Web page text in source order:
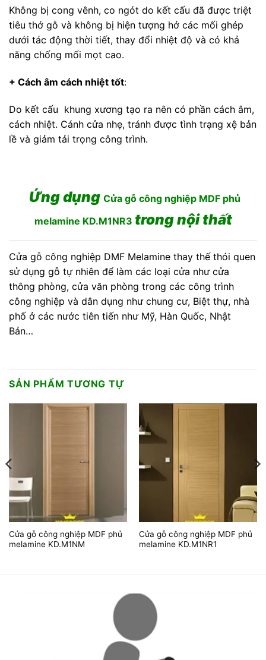
Không bị cong vênh, co ngót do kết cấu đã được triệt
tiêu thớ gỗ và không bị hiện tượng hở các mối ghép
dưới tác động thời tiết, thay đổi nhiệt độ và có khả
năng chống mối mọt cao.
+ Cách âm cách nhiệt tốt:
Do kết cấu khung xương tạo ra nên có phần cách âm,
cách nhiệt. Cánh cửa nhẹ, tránh được tình trạng xệ bản
lề và giảm tải trọng công trình.
Ứng dụng Cửa gỗ công nghiệp MDF phủ
melamine KD.M1NR3 trong nội thất
Cửa gỗ công nghiệp DMF Melamine thay thế thói quen
sử dụng gỗ tự nhiên để làm các loại cửa như cửa
thông phòng, cửa văn phòng trong các công trình
công nghiệp và dân dụng như chung cư, Biệt thự, nhà
phố ở các nước tiên tiến như Mỹ, Hàn Quốc, Nhật
Bản…
SẢN PHẨM TƯƠNG TỰ
Cửa gỗ công nghiệp MDF phủ
melamine KD.M1NM
Cửa gỗ công nghiệp MDF phủ
melamine KD.M1NR1